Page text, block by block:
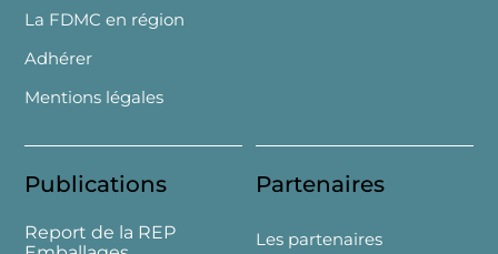
La FDMC en région
Adhérer
Mentions légales
Publications
Report de la REP
Partenaires
Les partenaires